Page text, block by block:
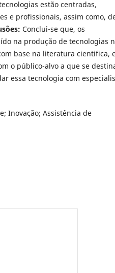
estão centradas,
e profissionais, assim como,
Conclui-se que, os
na produção de tecnologias
base na literatura cientifica,
o público-alvo a que se
essa tecnologia com
Inovação; Assistência de